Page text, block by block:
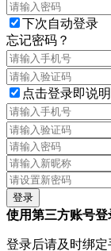
下次自动登录
忘记密码？
点击登录即说
使用第三方账号登
登录后请及时绑